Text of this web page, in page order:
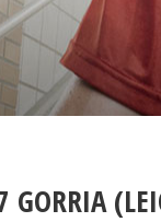
GORRIA